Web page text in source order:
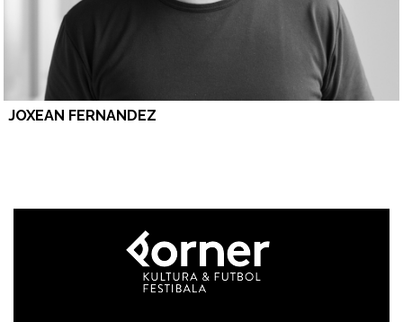
JOXEAN FERNANDEZ